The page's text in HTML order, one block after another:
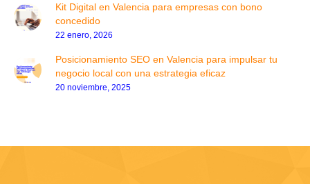
Kit Digital en Valencia para empresas con bono
concedido
22 enero, 2026
Posicionamiento SEO en Valencia para impulsar tu
negocio local con una estrategia eficaz
20 noviembre, 2025